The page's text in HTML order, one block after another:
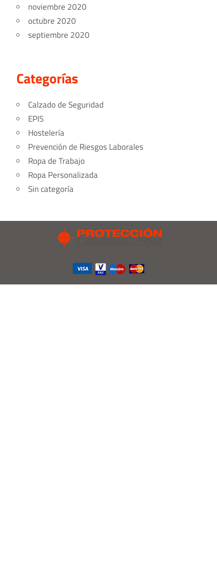
noviembre 2020
octubre 2020
septiembre 2020
Categorías
Calzado de Seguridad
EPIS
Hostelería
Prevención de Riesgos Laborales
Ropa de Trabajo
Ropa Personalizada
Sin categoría